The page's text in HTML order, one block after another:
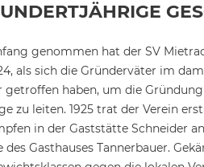
genommen hat der SV
als sich die Gründerväter im
getroffen haben, um die
zu leiten. 1925 trat der Verein
in der Gaststätte Schneider
des Gasthauses Tannerbauer.